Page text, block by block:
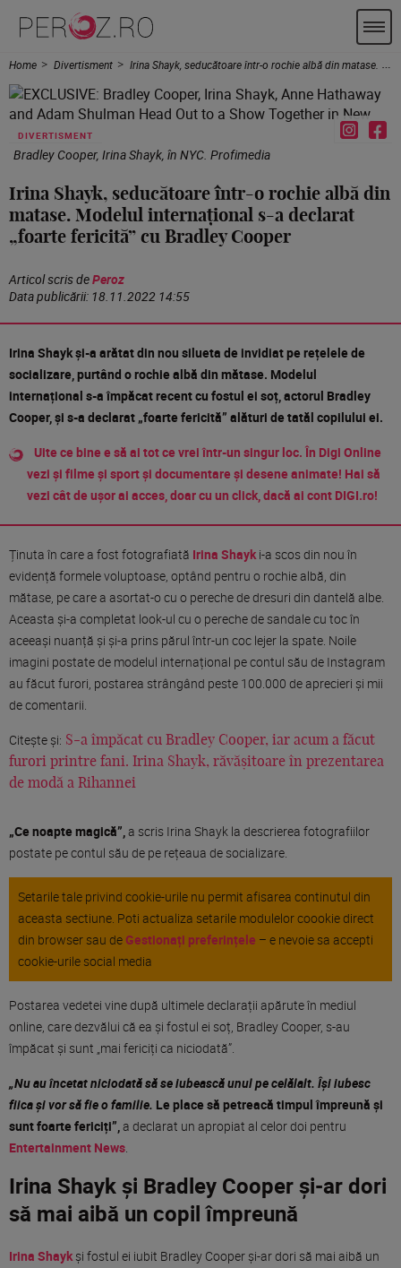
Home Divertisment Irina Shayk, seducătoare într-o rochie albă din matase. Modelul internațional s-a declarat „foarte fericită” cu Bradley Cooper
DIVERTISMENT
Bradley Cooper, Irina Shayk, în NYC. Profimedia
Irina Shayk, seducătoare într-o rochie albă din
matase. Modelul internațional s-a declarat
„foarte fericită” cu Bradley Cooper
Articol scris dePeroz
Data publicării: 18.11.2022 14:55
Irina Shayk și-a arătat din nou silueta de invidiat pe rețelele de
socializare, purtând o rochie albă din mătase. Modelul
internațional s-a împăcat recent cu fostul ei soț, actorul Bradley
Cooper, și s-a declarat „foarte fericită” alături de tatăl copilului ei.
Uite ce bine e să ai tot ce vrei într-un singur loc. În Digi Online
vezi și filme și sport și documentare și desene animate! Hai să
vezi cât de ușor ai acces, doar cu un click, dacă ai cont DIGI.ro!
Ținuta în care a fost fotografiată Irina Shayki-a scos din nou în
evidență formele voluptoase, optând pentru o rochie albă, din
mătase, pe care a asortat-o cu o pereche de dresuri din dantelă albe.
Aceasta și-a completat look-ul cu o pereche de sandale cu toc în
aceeași nuanță și și-a prins părul într-un coc lejer la spate. Noile
imagini postate de modelul internațional pe contul său de Instagram
au făcut furori, postarea strângând peste 100.000 de aprecieri și mii
de comentarii.
Citește și: S-a împăcat cu Bradley Cooper, iar acum a făcut
furori printre fani. Irina Shayk, răvășitoare în prezentarea
de modă a Rihannei
„Ce noapte magică”,a scris Irina Shayk la descrierea fotografiilor
postate pe contul său de pe rețeaua de socializare.
Setarile tale privind cookie-urile nu permit afisarea continutul din
aceasta sectiune. Poti actualiza setarile modulelor coookie direct
din browser sau de Gestionați preferințele – e nevoie sa accepti
cookie-urile social media
Postarea vedetei vine după ultimele declarații apărute în mediul
online, care dezvălui că ea și fostul ei soț, Bradley Cooper, s-au
împăcat și sunt „mai fericiți ca niciodată”.
„Nu au încetat niciodată să se iubească unul pe celălalt. Își iubesc
fiica și vor să fie o familie. Le place să petreacă timpul împreună și
sunt foarte fericiți”,a declarat un apropiat al celor doi pentru
Entertainment News.
Irina Shayk și Bradley Cooper și-ar dori
să mai aibă un copil împreună
Irina Shaykși fostul ei iubit Bradley Cooper și-ar dori să mai aibă un